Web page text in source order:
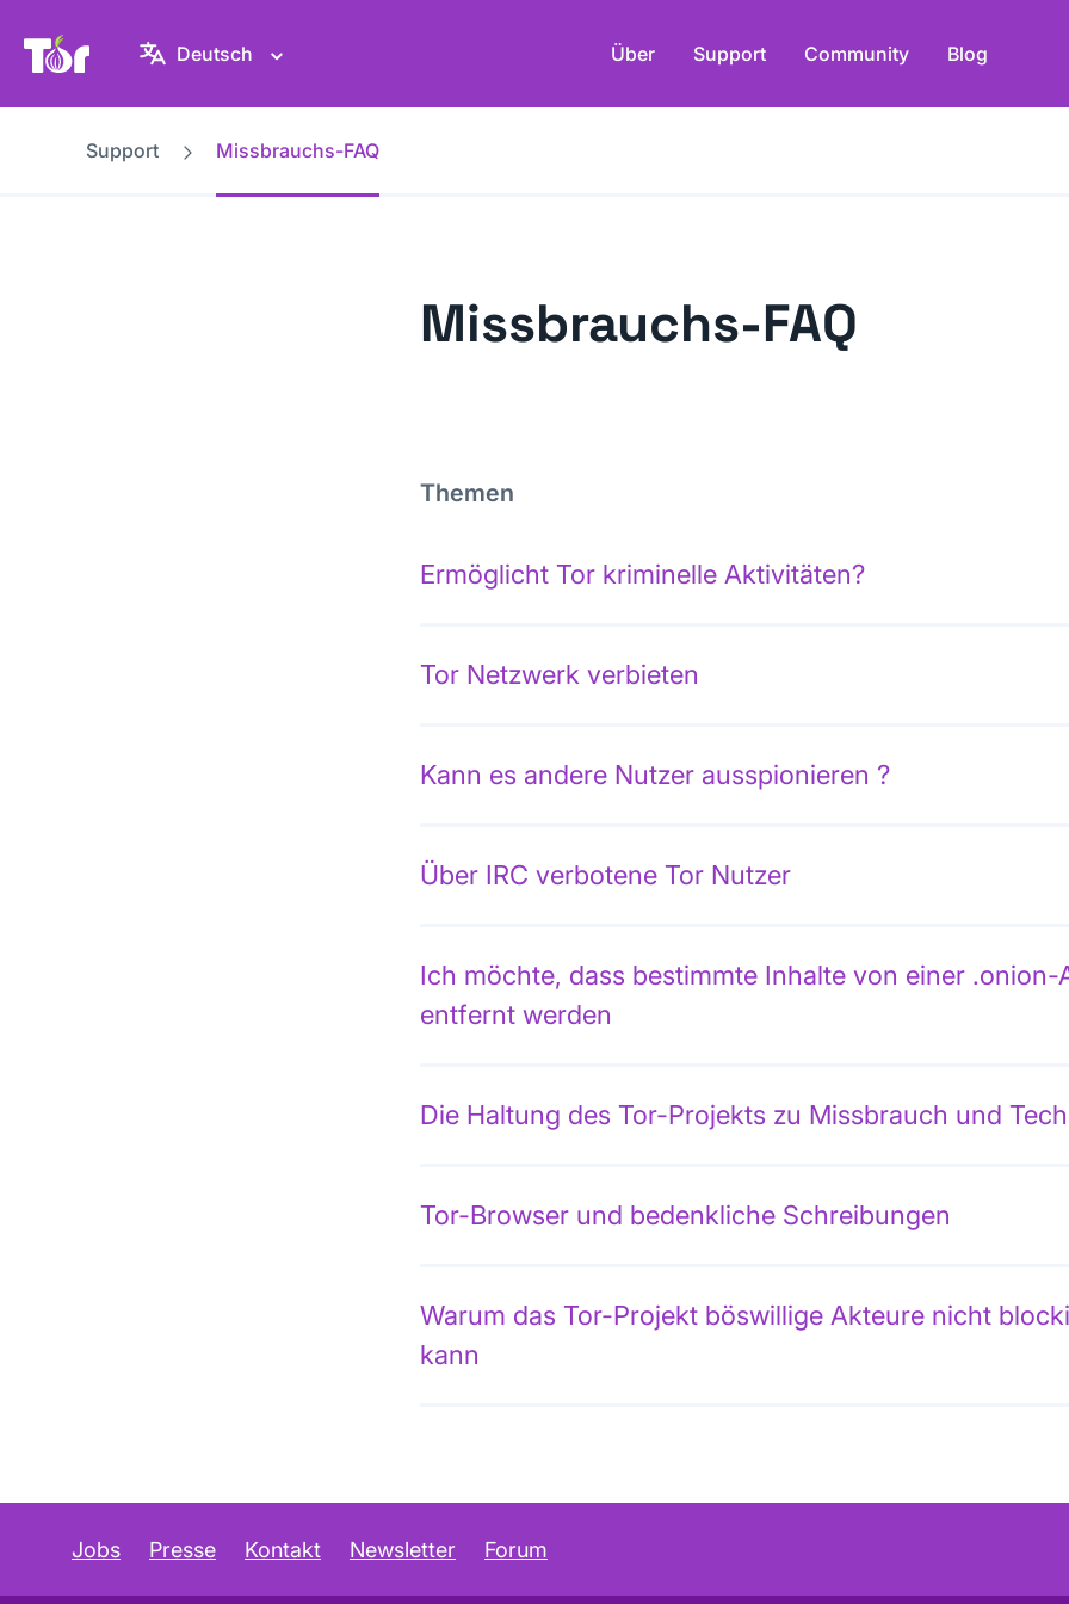
Tor-Projekt Webseite
Deutsch Über Support Community Blog
Support Missbrauchs-FAQ
Missbrauchs-FAQ
Themen
Ermöglicht Tor kriminelle Aktivitäten?
Tor Netzwerk verbieten
Kann es andere Nutzer ausspionieren ?
Über IRC verbotene Tor Nutzer
Ich möchte, dass bestimmte Inhalte von einer .onion-
entfernt werden
Die Haltung des Tor-Projekts zu Missbrauch und
Tor-Browser und bedenkliche Schreibungen
Warum das Tor-Projekt böswillige Akteure nicht
kann
Jobs Presse Kontakt Newsletter Forum